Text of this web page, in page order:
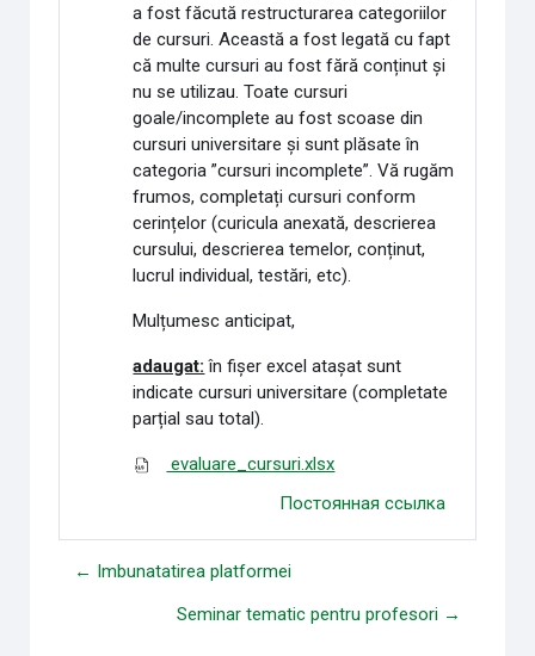
a fost făcută restructurarea categoriilor
de cursuri. Această a fost legată cu fapt
că multe cursuri au fost fără conținut și
nu se utilizau. Toate cursuri
goale/incomplete au fost scoase din
cursuri universitare și sunt plăsate în
categoria ”cursuri incomplete”. Vă rugăm
frumos, completați cursuri conform
cerințelor (curicula anexată, descrierea
cursului, descrierea temelor, conținut,
lucrul individual, testări, etc).
Mulțumesc anticipat,
adaugat: în fișer excel atașat sunt
indicate cursuri universitare (completate
parțial sau total).
evaluare_cursuri.xlsx
Постоянная ссылка
← Imbunatatirea platformei
Seminar tematic pentru profesori →